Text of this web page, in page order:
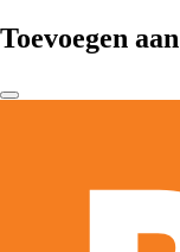
Toevoegen